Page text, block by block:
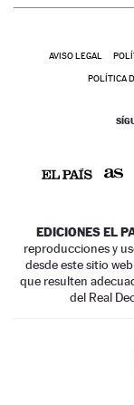
AVISO LEGAL
POLÍTICA
EDICIONES EL
reproducciones y
desde este sitio
que resulten
del Real